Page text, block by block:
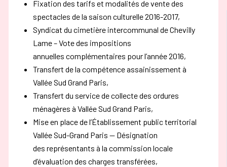
Fixation des tarifs et modalités de vente des
spectacles de la saison culturelle 2016-2017,
Syndicat du cimetière intercommunal de Chevilly
Lame – Vote des impositions
annuelles complémentaires pour l’année 2016,
Transfert de la compétence assainissement à
Vallée Sud Grand Paris,
Transfert du service de collecte des ordures
ménagères à Vallée Sud Grand Paris,
Mise en place de l’Établissement public territorial
Vallée Sud-Grand Paris — Désignation
des représentants à la commission locale
d’évaluation des charges transférées,